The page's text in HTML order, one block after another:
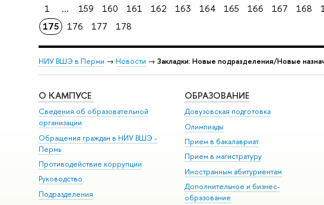
1 ... 159 160 161 162 163 164 165 166 167 168
175
176 177 178
НИУ ВШЭ в Перми → Новости → Закладки: Новые подразделения/Новые
О КАМПУСЕ
Сведения об образовательной
организации
Обращения граждан в НИУ ВШЭ -
Пермь
Противодействие коррупции
Руководство
Подразделения
ОБРАЗОВАНИЕ
Довузовская подготовка
Олимпиады
Прием в бакалавриат
Прием в магистратуру
Иностранным абитуриентам
Дополнительное и бизнес-
образование